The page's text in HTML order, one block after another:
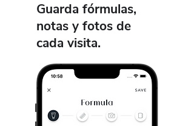
Guarda fórmulas,
notas y fotos de
cada visita.